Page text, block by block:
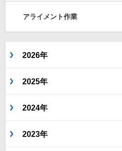
アライメント作業
2026年
2025年
2024年
2023年